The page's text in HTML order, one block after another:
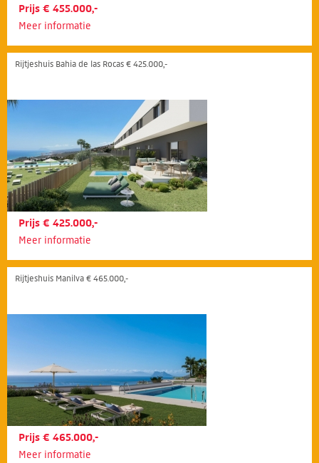
Prijs € 455.000,-
Meer informatie
Rijtjeshuis Bahia de las Rocas € 425.000,-
Prijs € 425.000,-
Meer informatie
Rijtjeshuis Manilva € 465.000,-
Prijs € 465.000,-
Meer informatie